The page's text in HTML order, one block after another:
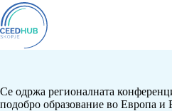
Се одржа регионалната
подобро образование во Европа и